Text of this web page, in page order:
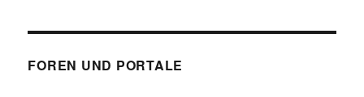
FOREN UND PORTALE